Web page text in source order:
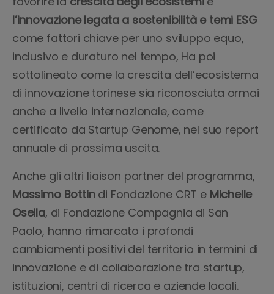
l’innovazione legata a sostenibilità e temi ESG
come fattori chiave per uno sviluppo equo,
inclusivo e duraturo nel tempo, Ha poi
sottolineato come la crescita dell’ecosistema
di innovazione torinese sia riconosciuta ormai
anche a livello internazionale, come
certificato da Startup Genome, nel suo report
annuale di prossima uscita.
Anche gli altri liaison partner del programma,
Massimo Bottindi Fondazione CRT e Michelle
Osella, di Fondazione Compagnia di San
Paolo, hanno rimarcato i profondi
cambiamenti positivi del territorio in termini di
innovazione e di collaborazione tra startup,
istituzioni, centri di ricerca e aziende locali.